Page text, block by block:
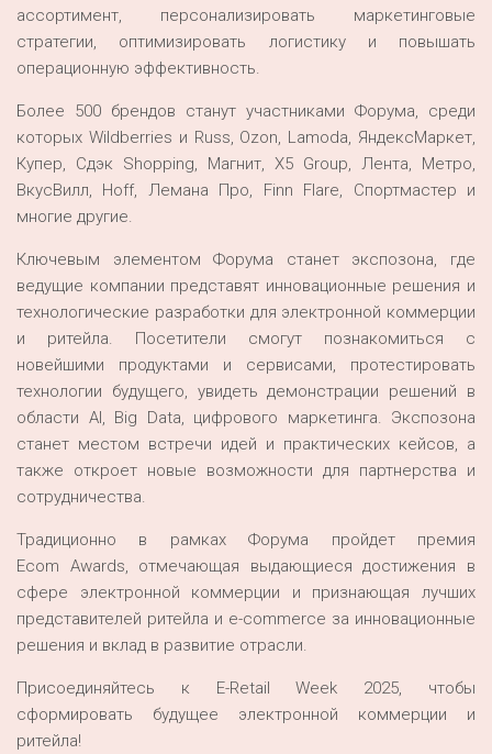
ассортимент, персонализировать маркетинговые
стратегии, оптимизировать логистику и повышать
операционную эффективность.
Более 500 брендов станут участниками Форума, среди
которых Wildberries и Russ, Ozon, Lamoda, ЯндексМаркет,
Купер, Сдэк Shopping, Магнит, X5 Group, Лента, Метро,
ВкусВилл, Hoff, Лемана Про, Finn Flare, Спортмастер и
многие другие.
Ключевым элементом Форума станет экспозона, где
ведущие компании представят инновационные решения и
технологические разработки для электронной коммерции
и ритейла. Посетители смогут познакомиться с
новейшими продуктами и сервисами, протестировать
технологии будущего, увидеть демонстрации решений в
области AI, Big Data, цифрового маркетинга. Экспозона
станет местом встречи идей и практических кейсов, а
также откроет новые возможности для партнерства и
сотрудничества.
Традиционно в рамках Форума пройдет премия
Ecom Awards, отмечающая выдающиеся достижения в
сфере электронной коммерции и признающая лучших
представителей ритейла и e-commerce за инновационные
решения и вклад в развитие отрасли.
Присоединяйтесь к E-Retail Week 2025, чтобы
сформировать будущее электронной коммерции и
ритейла!